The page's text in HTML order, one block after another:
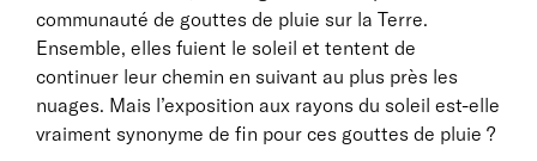
communauté de gouttes de pluie sur la Terre.
Ensemble, elles fuient le soleil et tentent de
continuer leur chemin en suivant au plus près les
nuages. Mais l’exposition aux rayons du soleil est-elle
vraiment synonyme de fin pour ces gouttes de pluie ?